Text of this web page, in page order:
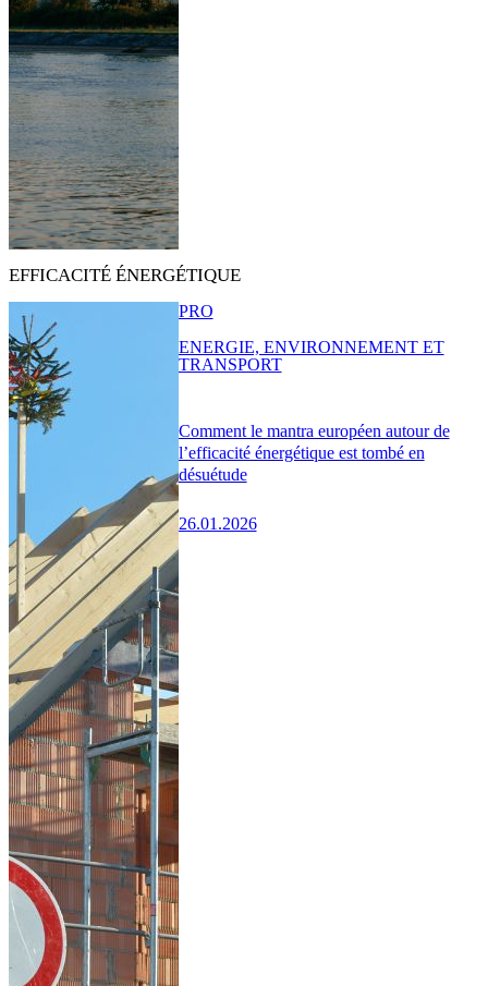
EFFICACITÉ ÉNERGÉTIQUE
Comment le mantra européen autour de
l’efficacité énergétique est tombé en
désuétude
26.01.2026
PRO
ENERGIE, ENVIRONNEMENT ET
TRANSPORT